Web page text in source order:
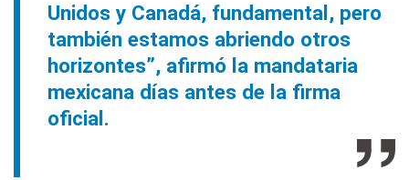
Unidos y Canadá, fundamental, pero
también estamos abriendo otros
horizontes”, afirmó la mandataria
mexicana días antes de la firma
oficial.